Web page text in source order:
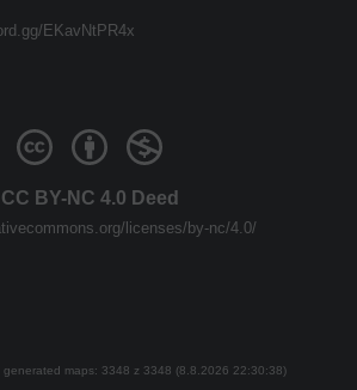
EKavNtPR4x
CC BY-NC 4.0 Deed
licenses/by-nc/4.0/
maps: 3348 z 3348 (8.8.2026 22:30:38)